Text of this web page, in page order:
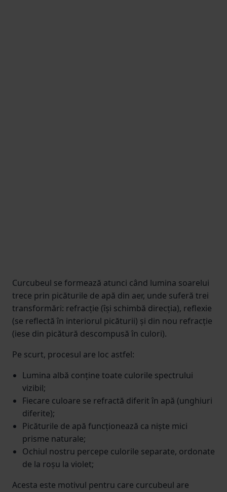
Curcubeul se formează atunci când lumina soarelui
trece prin picăturile de apă din aer, unde suferă trei
transformări: refracție (își schimbă direcția), reflexie
(se reflectă în interiorul picăturii) și din nou refracție
(iese din picătură descompusă în culori).
Pe scurt, procesul are loc astfel:
Lumina albă conține toate culorile spectrului
vizibil;
Fiecare culoare se refractă diferit în apă (unghiuri
diferite);
Picăturile de apă funcționează ca niște mici
prisme naturale;
Ochiul nostru percepe culorile separate, ordonate
de la roșu la violet;
Acesta este motivul pentru care curcubeul are